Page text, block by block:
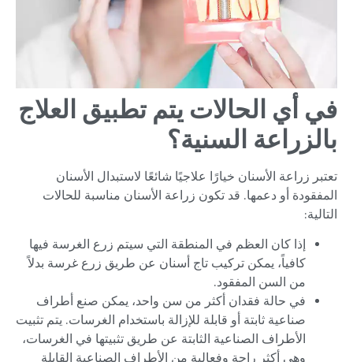
في أي الحالات يتم تطبيق العلاج
بالزراعة السنية؟
تعتبر زراعة الأسنان خيارًا علاجيًا شائعًا لاستبدال الأسنان
المفقودة أو دعمها. قد تكون زراعة الأسنان مناسبة للحالات
التالية:
إذا كان العظم في المنطقة التي سيتم زرع الغرسة فيها
كافياً، يمكن تركيب تاج أسنان عن طريق زرع غرسة بدلاً
من السن المفقود.
في حالة فقدان أكثر من سن واحد، يمكن صنع أطراف
صناعية ثابتة أو قابلة للإزالة باستخدام الغرسات. يتم تثبيت
الأطراف الصناعية الثابتة عن طريق تثبيتها في الغرسات،
وهي أكثر راحة وفعالية من الأطراف الصناعية القابلة